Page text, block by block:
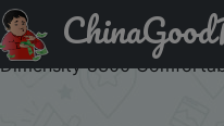
Промокод на знижку
Pro 12.7 2025 Soft Light
Dimensity 8300